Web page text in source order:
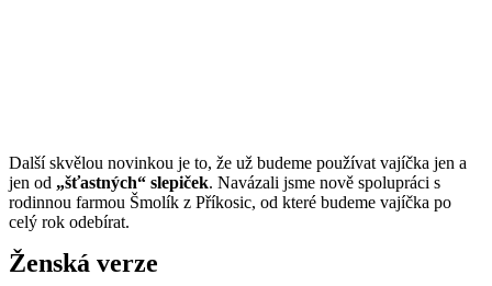
Další skvělou novinkou je to, že už budeme používat vajíčka jen a
jen od „šťastných“ slepiček. Navázali jsme nově spolupráci s
rodinnou farmou Šmolík z Příkosic, od které budeme vajíčka po
celý rok odebírat.
Ženská verze